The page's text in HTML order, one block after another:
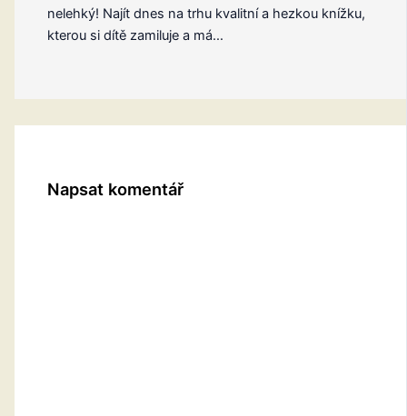
nelehký! Najít dnes na trhu kvalitní a hezkou knížku,
kterou si dítě zamiluje a má…
Napsat komentář